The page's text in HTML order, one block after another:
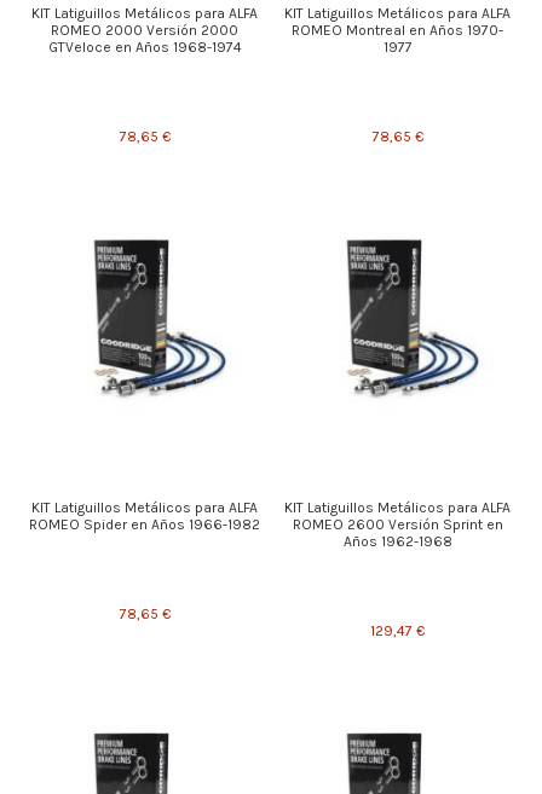
KIT Latiguillos Metálicos para ALFA
ROMEO 2000 Versión 2000
GTVeloce en Años 1968-1974
78,65 €
KIT Latiguillos Metálicos para ALFA
ROMEO Montreal en Años 1970-
1977
78,65 €
KIT Latiguillos Metálicos para ALFA
ROMEO Spider en Años 1966-1982
78,65 €
KIT Latiguillos Metálicos para ALFA
ROMEO 2600 Versión Sprint en
Años 1962-1968
129,47 €